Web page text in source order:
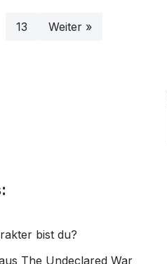
13 Weiter »
bist du?
The Undeclared War